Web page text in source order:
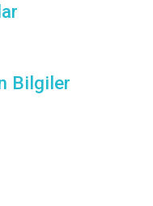
Bilgiler